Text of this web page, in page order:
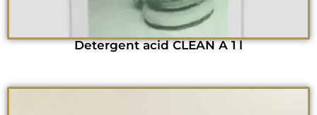
Detergent acid CLEAN A 1 l